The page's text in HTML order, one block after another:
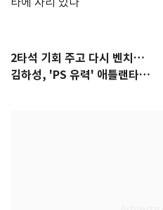
2타석 기회 주고 다시 벤치…
김하성, 'PS 유력' 애틀랜타에